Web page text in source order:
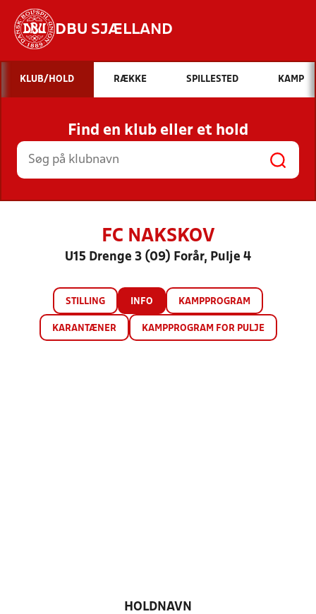
DBU SJÆLLAND
Hvad vil du søge efter?
INDHOLD OG NYHEDER
STILLINGER, RESULTATER, KLUBBER OG
HOLD
KLUB/HOLD RÆKKE SPILLESTED KAMP
Find en klub eller et hold
FC NAKSKOV
U15 Drenge 3 (09) Forår, Pulje 4
STILLING INFO KAMPPROGRAM
KARANTÆNER KAMPPROGRAM FOR PULJE
HOLDNAVN